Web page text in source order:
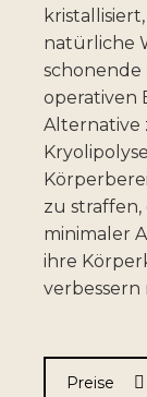
natürliche
operativen
Alternative
zu
minimaler
ihre
verbessern
Preise